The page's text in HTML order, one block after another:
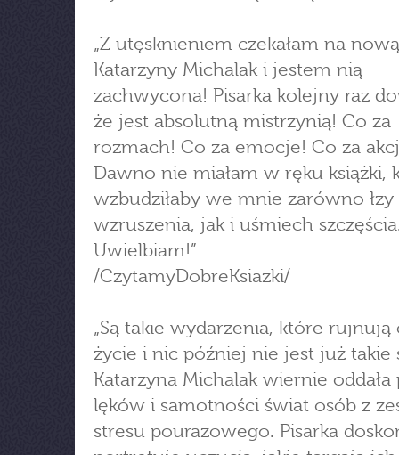
„Z utęsknieniem czekałam na
Katarzyny Michalak i jestem nią
zachwycona! Pisarka kolejny raz
że jest absolutną mistrzynią! Co za
rozmach! Co za emocje! Co za
Dawno nie miałam w ręku książki,
wzbudziłaby we mnie zarówno łzy
wzruszenia, jak i uśmiech
Uwielbiam!”
/CzytamyDobreKsiazki/
„Są takie wydarzenia, które rujnują
życie i nic później nie jest już takie
Katarzyna Michalak wiernie oddała
lęków i samotności świat osób z
stresu pourazowego. Pisarka